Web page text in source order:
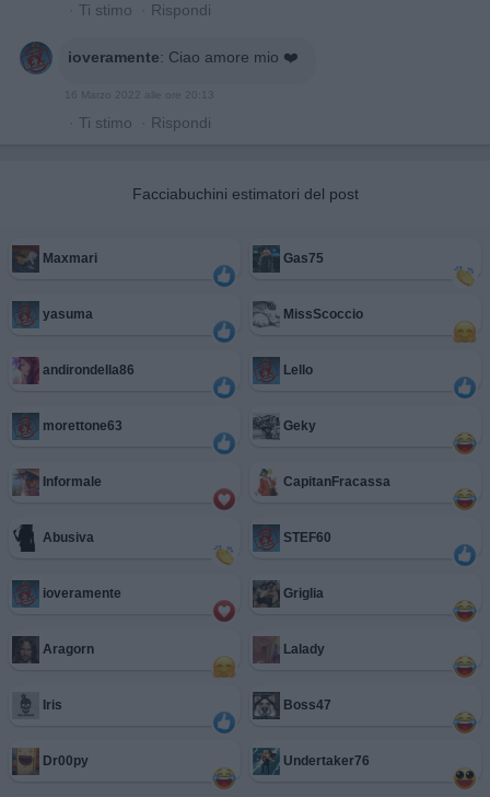
· Ti stimo · Rispondi
ioveramente: Ciao amore mio ❤️
16 Marzo 2022 alle ore 20:13
· Ti stimo · Rispondi
Facciabuchini estimatori del post
Maxmari Gas75
yasuma MissScoccio
andirondella86 Lello
morettone63 Geky
Informale CapitanFracassa
Abusiva STEF60
ioveramente Griglia
Aragorn Lalady
Iris Boss47
Dr00py Undertaker76